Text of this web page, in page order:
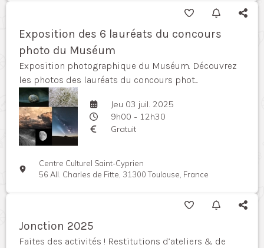
Exposition des 6 lauréats du concours
photo du Muséum
Exposition photographique du Muséum. Découvrez
les photos des lauréats du concours phot...
Jeu 03 juil. 2025
9h00 - 12h30
Gratuit
Centre Culturel Saint-Cyprien
56 All. Charles de Fitte, 31300 Toulouse, France
Jonction 2025
Faites des activités ! Restitutions d’ateliers & de